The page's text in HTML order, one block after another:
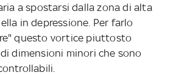
a spostarsi dalla zona di alta
in depressione. Per farlo
questo vortice piuttosto
dimensioni minori che sono